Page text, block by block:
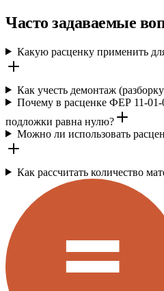
Часто задаваемые
Какую расценку применить
Как учесть демонтаж
Почему в расценке ФЕР 11-01-
подложки равна нулю?
Можно ли использовать
Как рассчитать количество